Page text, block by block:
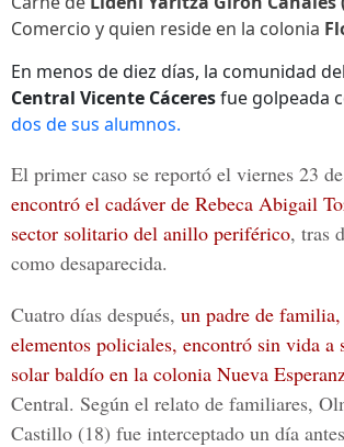
Comercio y quien reside en la colonia
En menos de diez días, la comunidad del
Central Vicente Cáceresfue golpeada
dos de sus alumnos.
El primer caso se reportó el viernes 23
encontró el cadáver de Rebeca Abigail
sector solitario del anillo periférico, tras
como desaparecida.
Cuatro días después, un padre de
elementos policiales, encontró sin vida a
solar baldío en la colonia Nueva
Central. Según el relato de familiares,
Castillo (18) fue interceptado un día